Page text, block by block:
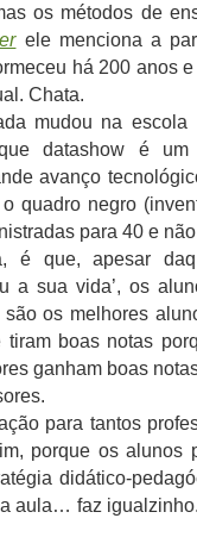
os métodos de
ele menciona a
há 200 anos
Chata.
mudou na escola
datashow é um
avanço
quadro negro
para 40 e
é que, apesar
a sua vida’, os
os melhores
boas notas
ganham boas
para tantos
porque os alunos
didático-
aula… faz